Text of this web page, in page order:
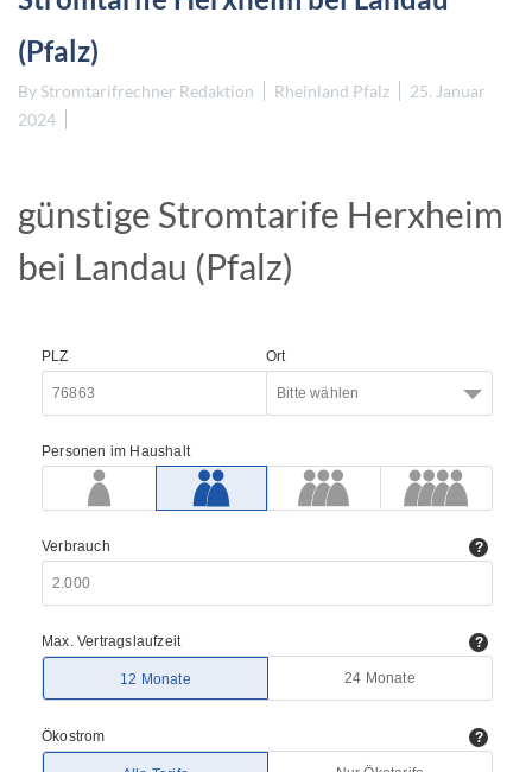
(Pfalz)
By Stromtarifrechner Redaktion Rheinland Pfalz
25. Januar
2024
günstige Stromtarife Herxheim
bei Landau (Pfalz)